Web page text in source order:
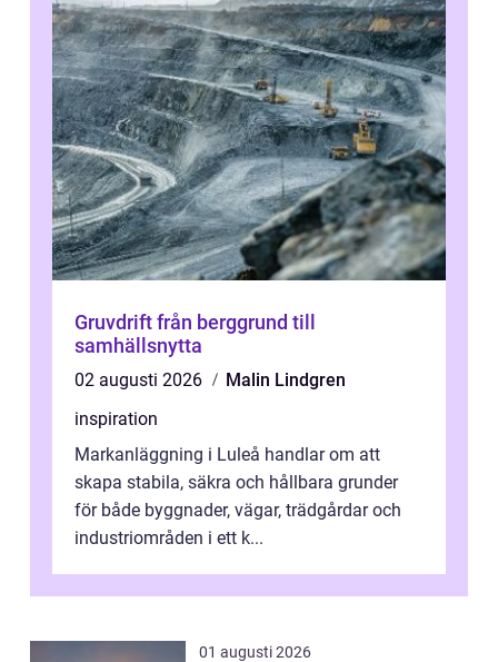
Gruvdrift från berggrund till
samhällsnytta
02 augusti 2026
Malin Lindgren
inspiration
Markanläggning i Luleå handlar om att
skapa stabila, säkra och hållbara grunder
för både byggnader, vägar, trädgårdar och
industriområden i ett k...
01 augusti 2026